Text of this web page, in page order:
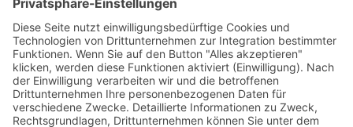
Wir benötigen Ihre Zustimmung,
um den -Service zu laden!
Dieser Inhalt darf aufgrund von Trackern, die
Besuchern nicht offengelegt werden, nicht